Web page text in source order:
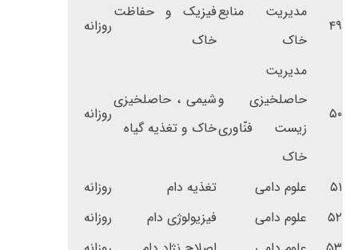
۴۹
مدیریت منابع
خاک
فیزیک و حفاظت
خاک
روزانه
۵۰
مدیریت
حاصلخیزی و
زیست فنّاوری
خاک
شیمی ، حاصلخیزی
خاک و تغذیه گیاه
روزانه
۵۱ علوم دامی تغذیه دام
روزانه
۵۲
علوم دامی فیزیولوژی دام
روزانه